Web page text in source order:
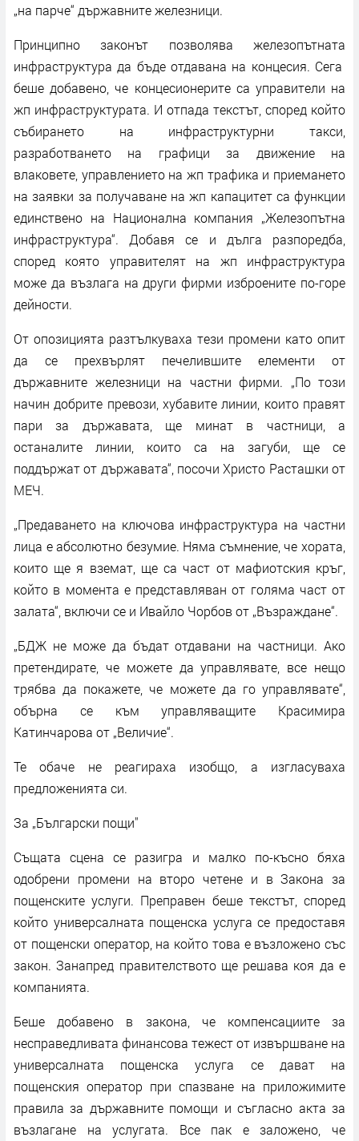
„на парче“ държавните железници.
Принципно законът позволява железопътната
инфраструктура да бъде отдавана на концесия. Сега
беше добавено, че концесионерите са управители на
жп инфраструктурата. И отпада текстът, според който
събирането на инфраструктурни такси,
разработването на графици за движение на
влаковете, управлението на жп трафика и приемането
на заявки за получаване на жп капацитет са функции
единствено на Национална компания „Железопътна
инфраструктура“. Добавя се и дълга разпоредба,
според която управителят на жп инфраструктура
може да възлага на други фирми изброените по-горе
дейности.
От опозицията разтълкуваха тези промени като опит
да се прехвърлят печелившите елементи от
държавните железници на частни фирми. „По този
начин добрите превози, хубавите линии, които правят
пари за държавата, ще минат в частници, а
останалите линии, които са на загуби, ще се
поддържат от държавата“, посочи Христо Расташки от
МЕЧ.
„Предаването на ключова инфраструктура на частни
лица е абсолютно безумие. Няма съмнение, че хората,
които ще я вземат, ще са част от мафиотския кръг,
който в момента е представляван от голяма част от
залата“, включи се и Ивайло Чорбов от „Възраждане“.
„БДЖ не може да бъдат отдавани на частници. Ако
претендирате, че можете да управлявате, все нещо
трябва да покажете, че можете да го управлявате“,
обърна се към управляващите Красимира
Катинчарова от „Величие“.
Те обаче не реагираха изобщо, а изгласуваха
предложенията си.
За „Български пощи"
Същата сцена се разигра и малко по-късно бяха
одобрени промени на второ четене и в Закона за
пощенските услуги. Преправен беше текстът, според
който универсалната пощенска услуга се предоставя
от пощенски оператор, на който това е възложено със
закон. Занапред правителството ще решава коя да е
компанията.
Беше добавено в закона, че компенсациите за
несправедливата финансова тежест от извършване на
универсалната пощенска услуга се дават на
пощенския оператор при спазване на приложимите
правила за държавните помощи и съгласно акта за
възлагане на услугата. Все пак е заложено, че